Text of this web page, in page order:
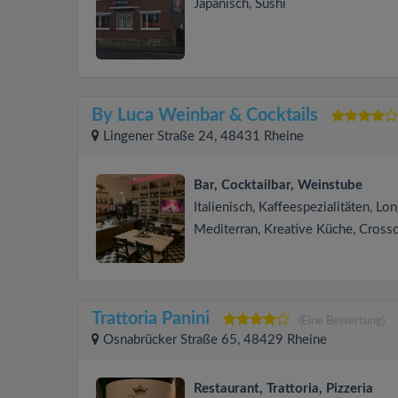
Japanisch, Sushi
By Luca Weinbar & Cocktails
Lingener Straße 24, 48431 Rheine
Bar, Cocktailbar, Weinstube
Italienisch, Kaffeespezialitäten,
Mediterran, Kreative Küche,
Trattoria Panini (Eine Bewertung)
Osnabrücker Straße 65, 48429 Rheine
Restaurant, Trattoria, Pizzeria